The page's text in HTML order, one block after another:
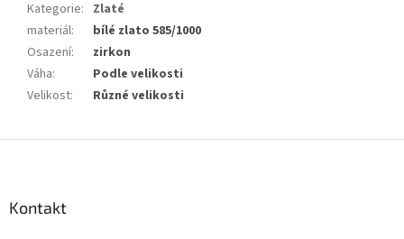
Kategorie: Zlaté
materiál:
bílé zlato 585/1000
Osazení:
zirkon
Váha:
Podle velikosti
Velikost: Různé velikosti
Kontakt